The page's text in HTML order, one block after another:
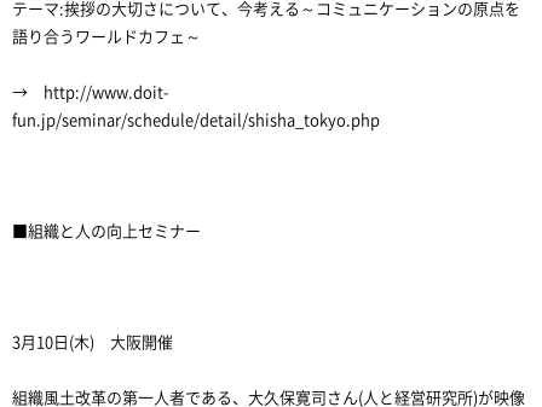
テーマ:挨拶の大切さについて、今考える～コミュニケーションの原点を
語り合うワールドカフェ～
→ http://www.doit-
fun.jp/seminar/schedule/detail/shisha_tokyo.php
■組織と人の向上セミナー
3月10日(木) 大阪開催
組織風土改革の第一人者である、大久保寛司さん(人と経営研究所)が映像